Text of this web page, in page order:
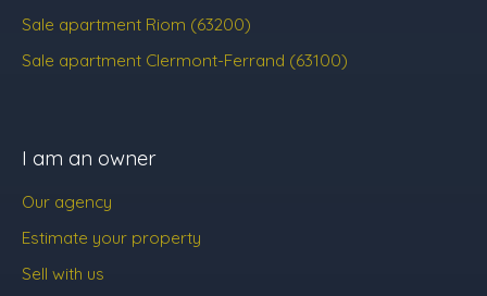
Sale apartment Riom (63200)
Sale apartment Clermont-Ferrand (63100)
I am an owner
Our agency
Estimate your property
Sell with us